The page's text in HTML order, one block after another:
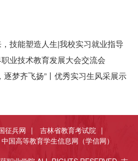
技能塑造人生|我校实习就业指导
业技术教育发展大会交流会
逐梦齐飞扬”丨优秀实习生风采展示
征兵网 | 吉林省教育考试院 |
中国高等教育学生信息网（学信网）